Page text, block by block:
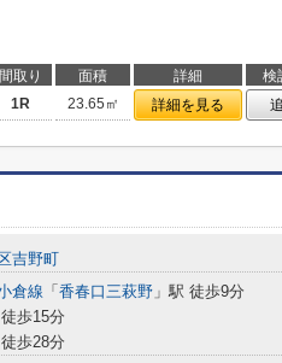
間取り 面積 詳細
検
1R 23.65㎡ 詳細を見る
吉野町
倉線 「 香春口三萩野 」駅 徒歩9分
徒歩15分
徒歩28分